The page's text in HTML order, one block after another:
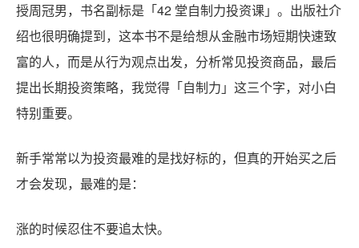
授周冠男，书名副标是「42 堂自制力投资课」。出版社介
绍也很明确提到，这本书不是给想从金融市场短期快速致
富的人，而是从行为观点出发，分析常见投资商品，最后
提出长期投资策略，我觉得「自制力」这三个字，对小白
特别重要。
新手常常以为投资最难的是找好标的，但真的开始买之后
才会发现，最难的是：
涨的时候忍住不要追太快。